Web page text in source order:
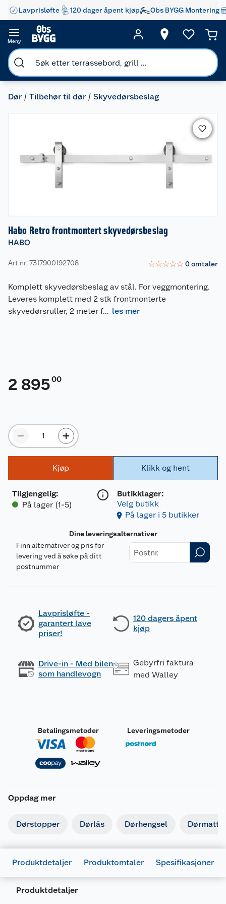
Lavprisløfte 120 dager åpent kjøp Obs BYGG Montering
Meny
Dør Tilbehør til dør Skyvedørsbeslag
Habo Retro frontmontert skyvedørsbeslag
HABO
Art nr: 7317900192708 ☆☆☆☆☆ 0omtaler
Komplett skyvedørsbeslag av stål. For veggmontering.
Leveres komplett med 2 stk frontmonterte
skyvedørsruller, 2 meter f... les mer
2 89500
Kjøp
Tilgjengelig:
På lager (1-5)
Klikk og hent
Butikklager:
Velg butikk
På lager i 5 butikker
Dine leveringsalternativer
Finn alternativer og pris for
levering ved å søke på ditt
postnummer
Lavprisløfte -
garantert lave
priser!
120 dagers åpent
kjøp
Drive-in - Med bilen
som handlevogn
Gebyrfri faktura
med Walley
Betalingsmetoder Leveringsmetoder
Oppdag mer
Dørstopper Dørlås Dørhengsel Dørmatte
Produktdetaljer Produktomtaler Spesifikasjoner
Produktdetaljer